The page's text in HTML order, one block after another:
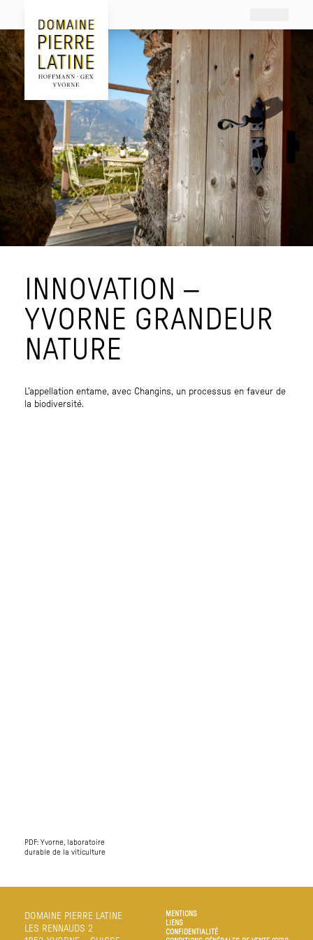
Le Clos du Crosex Grillé
Actualités
INNOVATION –
YVORNE GRANDEUR
NATURE
L’appellation entame, avec Changins, un processus en faveur de
la biodiversité.
PDF: Yvorne, laboratoire
durable de la viticulture
DOMAINE PIERRE LATINE
LES RENNAUDS 2
MENTIONS
LIENS
CONFIDENTIALITÉ